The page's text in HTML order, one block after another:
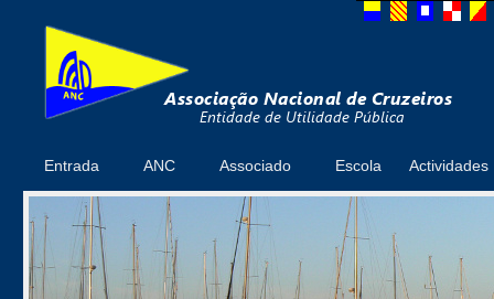
Entrada ANC Associado Escola Actividades